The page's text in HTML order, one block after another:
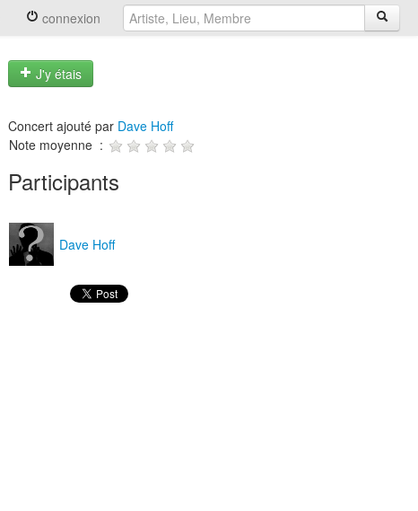
connexion
J'y étais
Concert ajouté par Dave Hoff
Note moyenne :
Participants
Dave Hoff